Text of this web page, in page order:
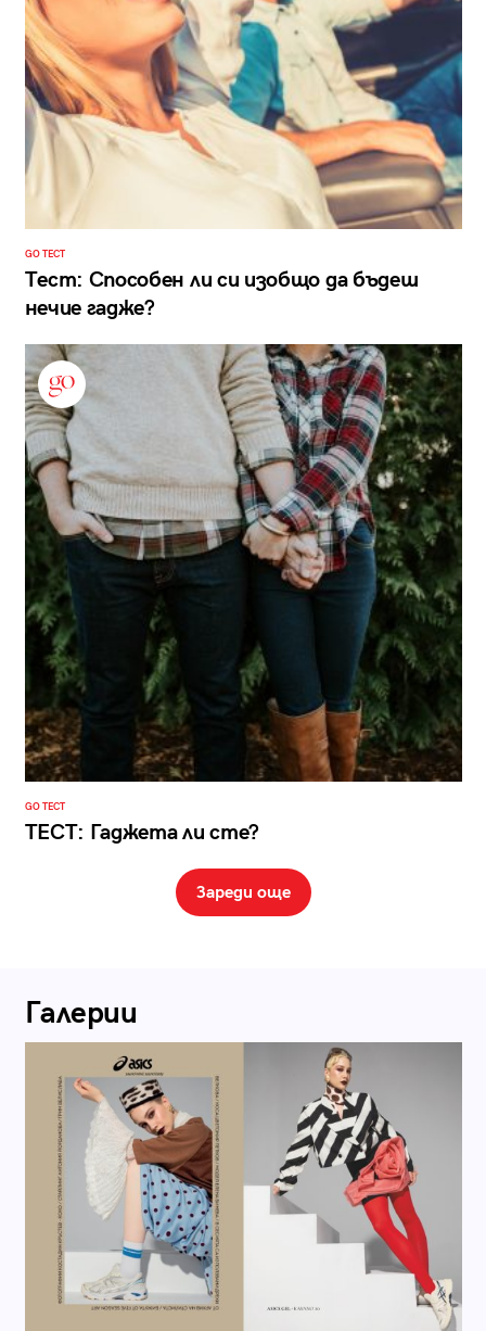
GO ТЕСТ
Тест: Способен ли си изобщо да бъдеш
нечие гадже?
GO ТЕСТ
ТЕСТ: Гаджета ли сте?
Зареди още
Галерии